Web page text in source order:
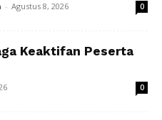
- Agustus 8, 2026 0
Keaktifan Peserta
0